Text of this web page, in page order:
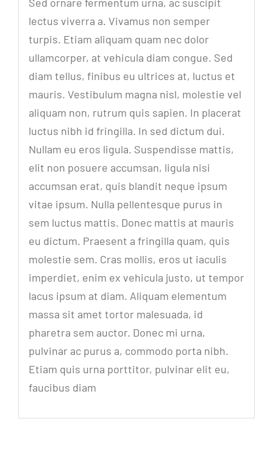
lectus viverra a. Vivamus non semper
turpis. Etiam aliquam quam nec dolor
ullamcorper, at vehicula diam congue. Sed
diam tellus, finibus eu ultrices at, luctus et
mauris. Vestibulum magna nisl, molestie vel
aliquam non, rutrum quis sapien. In placerat
luctus nibh id fringilla. In sed dictum dui.
Nullam eu eros ligula. Suspendisse mattis,
elit non posuere accumsan, ligula nisi
accumsan erat, quis blandit neque ipsum
vitae ipsum. Nulla pellentesque purus in
sem luctus mattis. Donec mattis at mauris
eu dictum. Praesent a fringilla quam, quis
molestie sem. Cras mollis, eros ut iaculis
imperdiet, enim ex vehicula justo, ut tempor
lacus ipsum at diam. Aliquam elementum
massa sit amet tortor malesuada, id
pharetra sem auctor. Donec mi urna,
pulvinar ac purus a, commodo porta nibh.
Etiam quis urna porttitor, pulvinar elit eu,
faucibus diam